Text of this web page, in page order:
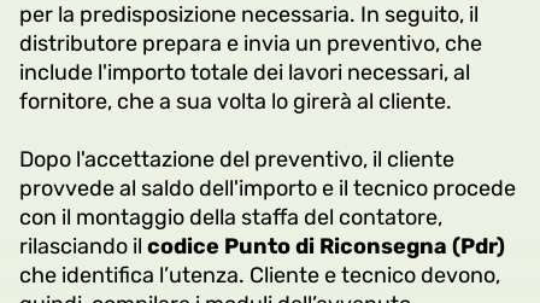
per la predisposizione necessaria. In seguito, il
distributore prepara e invia un preventivo, che
include l'importo totale dei lavori necessari, al
fornitore, che a sua volta lo girerà al cliente.
Dopo l'accettazione del preventivo, il cliente
provvede al saldo dell'importo e il tecnico procede
con il montaggio della staffa del contatore,
rilasciando il codice Punto di Riconsegna (Pdr)
che identifica l’utenza. Cliente e tecnico devono,